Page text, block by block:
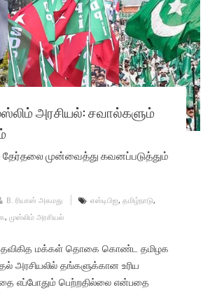
அரசியல்: சவால்களும்
தேர்தலை முன்வைத்து கவனப்படுத்தும்
B. ரியாஸ் அகமது எஸ்டிபிஐ, தமிழ்நாடு,
, முஸ்லிம் அரசியல்
மக்கள் தொகை கொண்ட தமிழக
அரசியலில் தங்களுக்கான உரிய
எப்போதும் பெற்றதில்லை என்பதை